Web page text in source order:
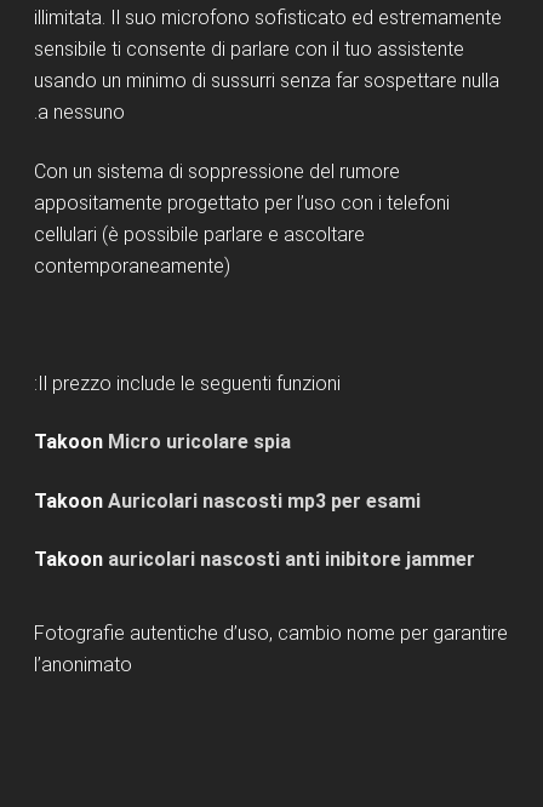
illimitata. Il suo microfono sofisticato ed estremamente
sensibile ti consente di parlare con il tuo assistente
usando un minimo di sussurri senza far sospettare nulla
a nessuno.
Con un sistema di soppressione del rumore
appositamente progettato per l’uso con i telefoni
cellulari (è possibile parlare e ascoltare
contemporaneamente)
Il prezzo include le seguenti funzioni:
Takoon Micro uricolare spia
TakoonAuricolari nascosti mp3 per esami
Takoon auricolari nascosti anti inibitore jammer
Fotografie autentiche d’uso, cambio nome per garantire
l’anonimato